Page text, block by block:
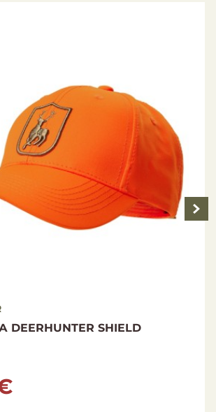
SAREK FULL